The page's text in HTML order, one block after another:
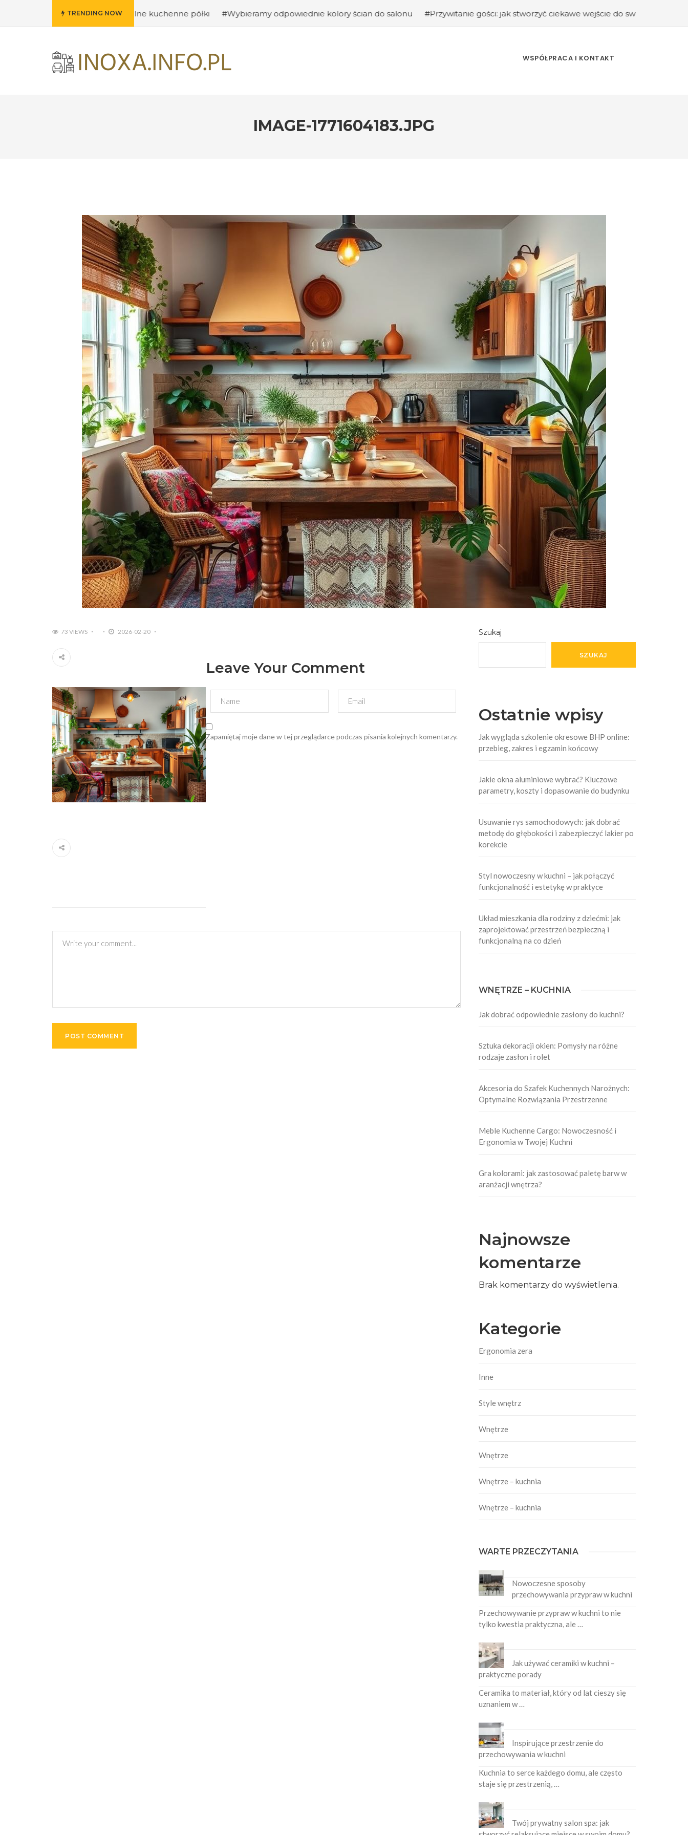
TRENDING NOW
na oryginalne kuchenne półki #Wybieramy odpowiednie kolory ścian do salonu #Przywitanie gości: jak stworzyć ciekawe wejście do swojego domu? #Kuchnia
WSPÓŁPRACA I KONTAKT
IMAGE-1771604183.JPG
73 VIEWS 2026-02-20
Leave Your Comment
Zapamiętaj moje dane w tej przeglądarce podczas pisania kolejnych komentarzy.
Szukaj
SZUKAJ
Ostatnie wpisy
Jak wygląda szkolenie okresowe BHP online:
przebieg, zakres i egzamin końcowy
Jakie okna aluminiowe wybrać? Kluczowe
parametry, koszty i dopasowanie do budynku
Usuwanie rys samochodowych: jak dobrać
metodę do głębokości i zabezpieczyć lakier po
korekcie
Styl nowoczesny w kuchni – jak połączyć
funkcjonalność i estetykę w praktyce
Układ mieszkania dla rodziny z dziećmi: jak
zaprojektować przestrzeń bezpieczną i
funkcjonalną na co dzień
WNĘTRZE – KUCHNIA
Jak dobrać odpowiednie zasłony do kuchni?
Sztuka dekoracji okien: Pomysły na różne
rodzaje zasłon i rolet
Akcesoria do Szafek Kuchennych Narożnych:
Optymalne Rozwiązania Przestrzenne
Meble Kuchenne Cargo: Nowoczesność i
Ergonomia w Twojej Kuchni
Gra kolorami: jak zastosować paletę barw w
aranżacji wnętrza?
Najnowsze
komentarze
Brak komentarzy do wyświetlenia.
Kategorie
Ergonomia zera
Inne
Style wnętrz
Wnętrze
Wnętrze
Wnętrze – kuchnia
Wnętrze – kuchnia
WARTE PRZECZYTANIA
Nowoczesne sposoby
przechowywania przypraw w kuchni
Przechowywanie przypraw w kuchni to nie
tylko kwestia praktyczna, ale …
Jak używać ceramiki w kuchni –
praktyczne porady
Ceramika to materiał, który od lat cieszy się
uznaniem w …
Inspirujące przestrzenie do
przechowywania w kuchni
Kuchnia to serce każdego domu, ale często
staje się przestrzenią, …
Twój prywatny salon spa: jak